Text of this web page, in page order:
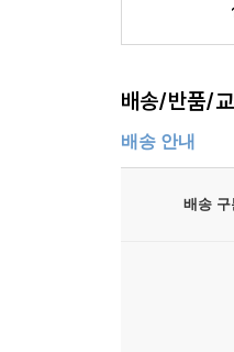
배송/반품/
배송 안내
배송 구